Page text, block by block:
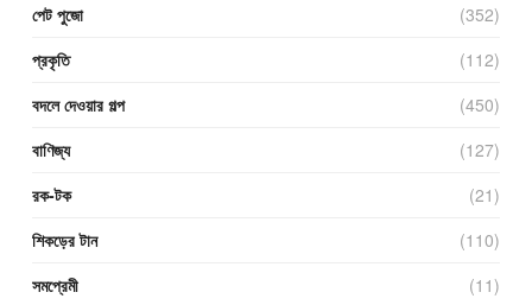
পেট পুজো
(352)
প্রকৃতি
(112)
বদলে দেওয়ার গল্প
(450)
বাণিজ্য
(127)
রক-টক
(21)
শিকড়ের টান
(110)
সমপ্রেমী
(11)